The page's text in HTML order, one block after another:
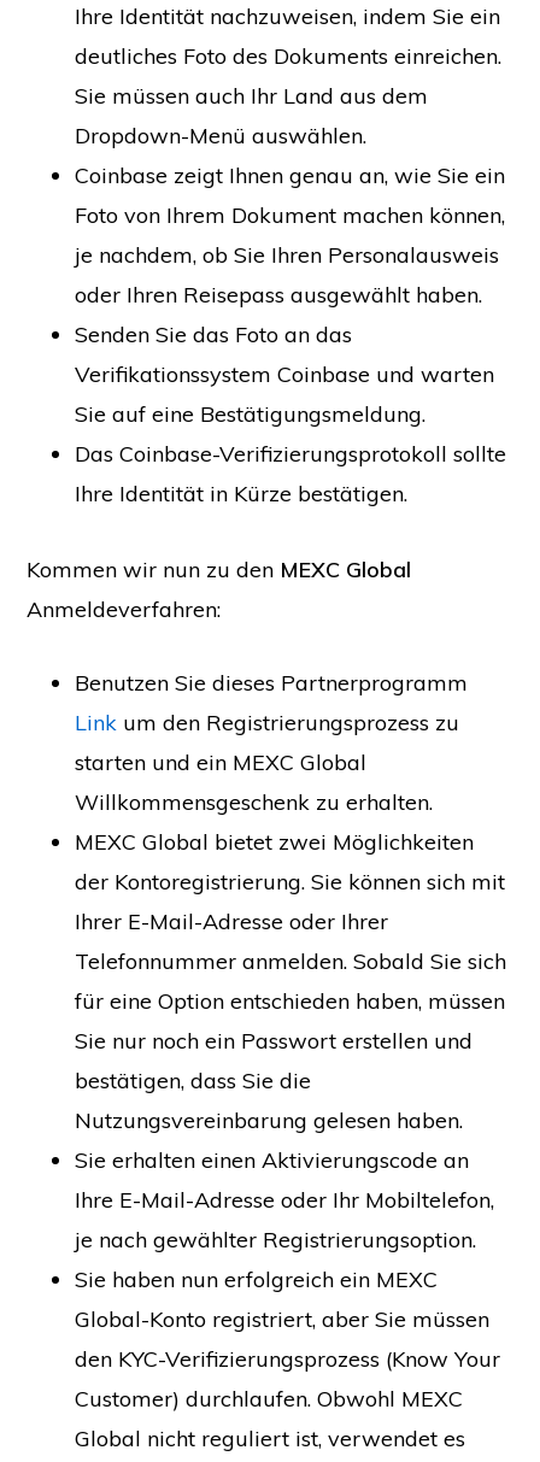
Ihre Identität nachzuweisen, indem Sie ein
deutliches Foto des Dokuments einreichen.
Sie müssen auch Ihr Land aus dem
Dropdown-Menü auswählen.
Coinbase zeigt Ihnen genau an, wie Sie ein
Foto von Ihrem Dokument machen können,
je nachdem, ob Sie Ihren Personalausweis
oder Ihren Reisepass ausgewählt haben.
Senden Sie das Foto an das
Verifikationssystem Coinbase und warten
Sie auf eine Bestätigungsmeldung.
Das Coinbase-Verifizierungsprotokoll sollte
Ihre Identität in Kürze bestätigen.
Kommen wir nun zu den MEXC Global
Anmeldeverfahren:
Benutzen Sie dieses Partnerprogramm
Link um den Registrierungsprozess zu
starten und ein MEXC Global
Willkommensgeschenk zu erhalten.
MEXC Global bietet zwei Möglichkeiten
der Kontoregistrierung. Sie können sich mit
Ihrer E-Mail-Adresse oder Ihrer
Telefonnummer anmelden. Sobald Sie sich
für eine Option entschieden haben, müssen
Sie nur noch ein Passwort erstellen und
bestätigen, dass Sie die
Nutzungsvereinbarung gelesen haben.
Sie erhalten einen Aktivierungscode an
Ihre E-Mail-Adresse oder Ihr Mobiltelefon,
je nach gewählter Registrierungsoption.
Sie haben nun erfolgreich ein MEXC
Global-Konto registriert, aber Sie müssen
den KYC-Verifizierungsprozess (Know Your
Customer) durchlaufen. Obwohl MEXC
Global nicht reguliert ist, verwendet es